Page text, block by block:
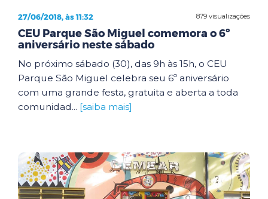
879 visualizações
27/06/2018, às 11:32
CEU Parque São Miguel comemora o 6º
aniversário neste sábado
No próximo sábado (30), das 9h às 15h, o CEU
Parque São Miguel celebra seu 6º aniversário
com uma grande festa, gratuita e aberta a toda
comunidad... [saiba mais]